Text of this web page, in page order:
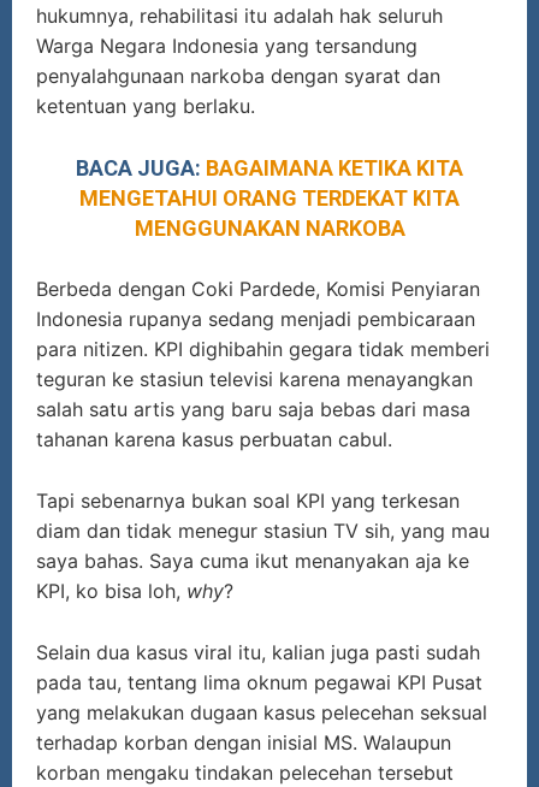
hukumnya, rehabilitasi itu adalah hak seluruh
Warga Negara Indonesia yang tersandung
penyalahgunaan narkoba dengan syarat dan
ketentuan yang berlaku.
BACA JUGA: BAGAIMANA KETIKA KITA
MENGETAHUI ORANG TERDEKAT KITA
MENGGUNAKAN NARKOBA
Berbeda dengan Coki Pardede, Komisi Penyiaran
Indonesia rupanya sedang menjadi pembicaraan
para nitizen. KPI dighibahin gegara tidak memberi
teguran ke stasiun televisi karena menayangkan
salah satu artis yang baru saja bebas dari masa
tahanan karena kasus perbuatan cabul.
Tapi sebenarnya bukan soal KPI yang terkesan
diam dan tidak menegur stasiun TV sih, yang mau
saya bahas. Saya cuma ikut menanyakan aja ke
KPI, ko bisa loh, why?
Selain dua kasus viral itu, kalian juga pasti sudah
pada tau, tentang lima oknum pegawai KPI Pusat
yang melakukan dugaan kasus pelecehan seksual
terhadap korban dengan inisial MS. Walaupun
korban mengaku tindakan pelecehan tersebut